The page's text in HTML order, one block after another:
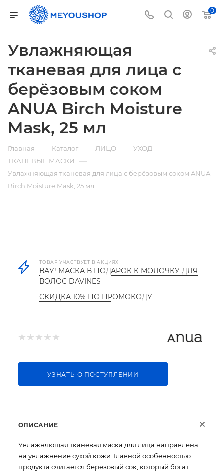
0
Увлажняющая
тканевая для лица с
берёзовым соком
ANUA Birch Moisture
Mask, 25 мл
Главная — Каталог — ЛИЦО — УХОД —
ТКАНЕВЫЕ МАСКИ —
Увлажняющая тканевая для лица с берёзовым соком ANUA
Birch Moisture Mask, 25 мл
ТОВАР УЧАСТВУЕТ В АКЦИЯХ
ВАУ! МАСКА В ПОДАРОК К МОЛОЧКУ ДЛЯ
ВОЛОС DAVINES
СКИДКА 10% ПО ПРОМОКОДУ
УЗНАТЬ О ПОСТУПЛЕНИИ
ОПИСАНИЕ
Увлажняющая тканевая маска для лица направлена
на увлажнение сухой кожи. Главной особенностью
продукта считается березовый сок, который богат